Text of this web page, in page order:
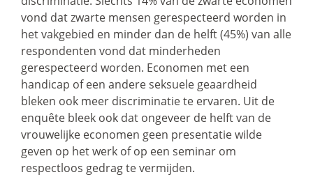
vond dat zwarte mensen gerespecteerd worden in
het vakgebied en minder dan de helft (45%) van alle
respondenten vond dat minderheden
gerespecteerd worden. Economen met een
handicap of een andere seksuele geaardheid
bleken ook meer discriminatie te ervaren. Uit de
enquête bleek ook dat ongeveer de helft van de
vrouwelijke economen geen presentatie wilde
geven op het werk of op een seminar om
respectloos gedrag te vermijden.